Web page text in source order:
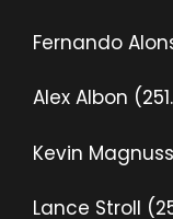
Fernando
Alex Albon
Kevin
Lance Stroll